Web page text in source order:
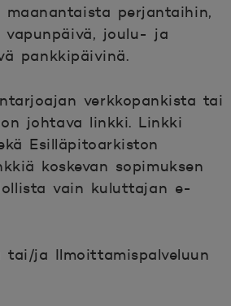
perjantaihin,
vapunpäivä, joulu- ja
pankkipäivinä.
verkkopankista tai
johtava linkki. Linkki
Esilläpitoarkiston
koskevan sopimuksen
vain kuluttajan e-
tai/ja Ilmoittamispalveluun